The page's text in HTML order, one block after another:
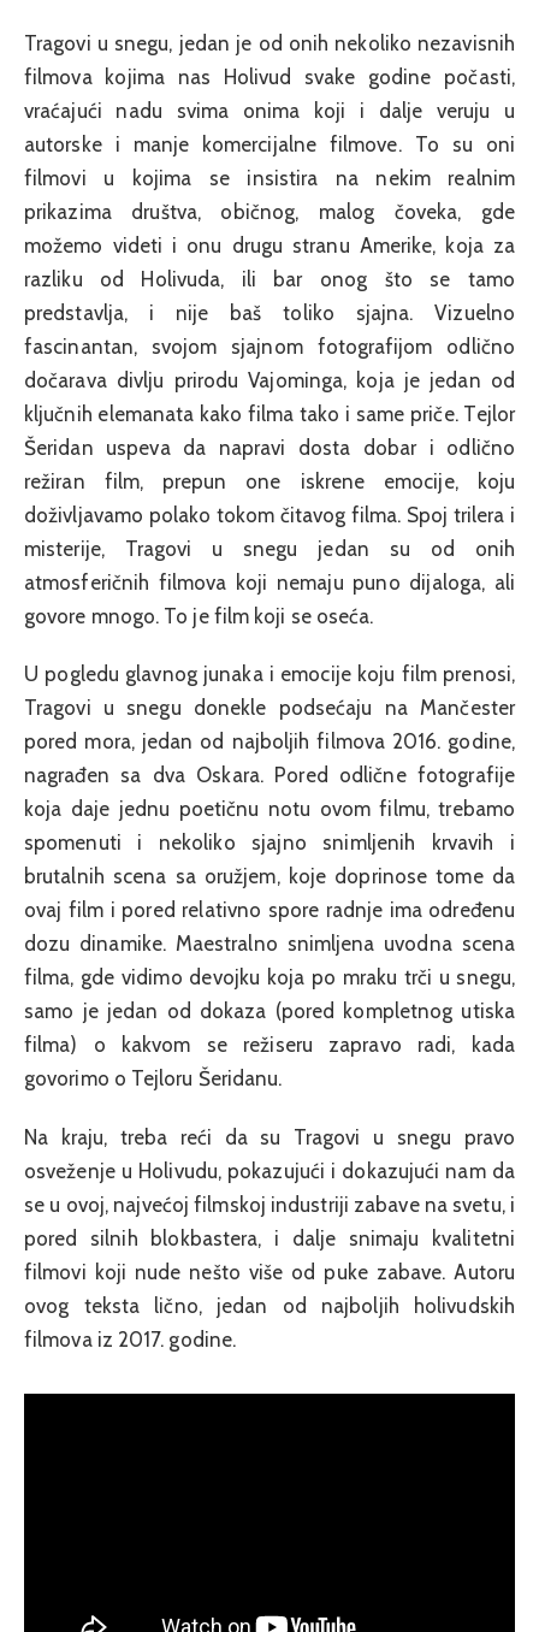
Tragovi u snegu, jedan je od onih nekoliko nezavisnih
filmova kojima nas Holivud svake godine počasti,
vraćajući nadu svima onima koji i dalje veruju u
autorske i manje komercijalne filmove. To su oni
filmovi u kojima se insistira na nekim realnim
prikazima društva, običnog, malog čoveka, gde
možemo videti i onu drugu stranu Amerike, koja za
razliku od Holivuda, ili bar onog što se tamo
predstavlja, i nije baš toliko sjajna. Vizuelno
fascinantan, svojom sjajnom fotografijom odlično
dočarava divlju prirodu Vajominga, koja je jedan od
ključnih elemanata kako filma tako i same priče. Tejlor
Šeridan uspeva da napravi dosta dobar i odlično
režiran film, prepun one iskrene emocije, koju
doživljavamo polako tokom čitavog filma. Spoj trilera i
misterije, Tragovi u snegu jedan su od onih
atmosferičnih filmova koji nemaju puno dijaloga, ali
govore mnogo. To je film koji se oseća.
U pogledu glavnog junaka i emocije koju film prenosi,
Tragovi u snegu donekle podsećaju na Mančester
pored mora, jedan od najboljih filmova 2016. godine,
nagrađen sa dva Oskara. Pored odlične fotografije
koja daje jednu poetičnu notu ovom filmu, trebamo
spomenuti i nekoliko sjajno snimljenih krvavih i
brutalnih scena sa oružjem, koje doprinose tome da
ovaj film i pored relativno spore radnje ima određenu
dozu dinamike. Maestralno snimljena uvodna scena
filma, gde vidimo devojku koja po mraku trči u snegu,
samo je jedan od dokaza (pored kompletnog utiska
filma) o kakvom se režiseru zapravo radi, kada
govorimo o Tejloru Šeridanu.
Na kraju, treba reći da su Tragovi u snegu pravo
osveženje u Holivudu, pokazujući i dokazujući nam da
se u ovoj, najvećoj filmskoj industriji zabave na svetu, i
pored silnih blokbastera, i dalje snimaju kvalitetni
filmovi koji nude nešto više od puke zabave. Autoru
ovog teksta lično, jedan od najboljih holivudskih
filmova iz 2017. godine.